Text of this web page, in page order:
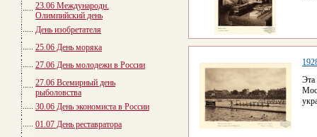
23.06 Международн.
Олимпийский день
День изобретателя
25.06 День моряка
27.06 День молодежи в России
27.06 Всемирный день
рыболовства
30.06 День экономиста в России
01.07 День реставратора